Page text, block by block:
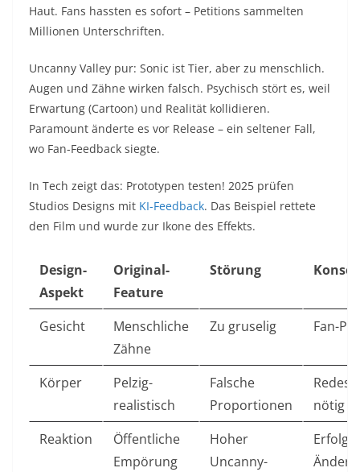
Haut. Fans hassten es sofort – Petitions sammelten
Millionen Unterschriften.​
Uncanny Valley pur: Sonic ist Tier, aber zu menschlich.
Augen und Zähne wirken falsch. Psychisch stört es, weil
Erwartung (Cartoon) und Realität kollidieren.
Paramount änderte es vor Release – ein seltener Fall,
wo Fan-Feedback siegte.​
In Tech zeigt das: Prototypen testen! 2025 prüfen
Studios Designs mit KI-Feedback. Das Beispiel rettete
den Film und wurde zur Ikone des Effekts.​
Design-
Aspekt
Original-
Feature
Störung
Gesicht
Menschliche
Zähne
Zu gruselig
Fan-
Körper
Pelzig-
realistisch
Falsche
Proportionen
nötig ​
Reaktion
Öffentliche
Empörung
Hoher
Uncanny-
Erfolg